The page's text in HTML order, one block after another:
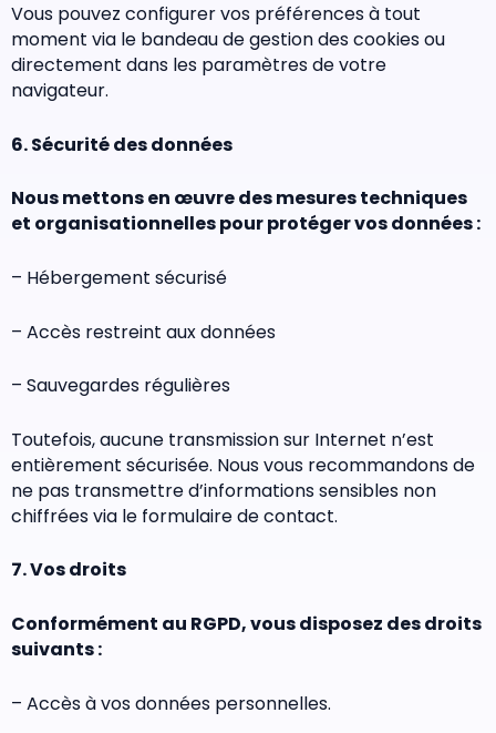
Vous pouvez configurer vos préférences à tout
moment via le bandeau de gestion des cookies ou
directement dans les paramètres de votre
navigateur.
6. Sécurité des données
Nous mettons en œuvre des mesures techniques
et organisationnelles pour protéger vos données :
– Hébergement sécurisé
– Accès restreint aux données
– Sauvegardes régulières
Toutefois, aucune transmission sur Internet n’est
entièrement sécurisée. Nous vous recommandons de
ne pas transmettre d’informations sensibles non
chiffrées via le formulaire de contact.
7. Vos droits
Conformément au RGPD, vous disposez des droits
suivants :
– Accès à vos données personnelles.